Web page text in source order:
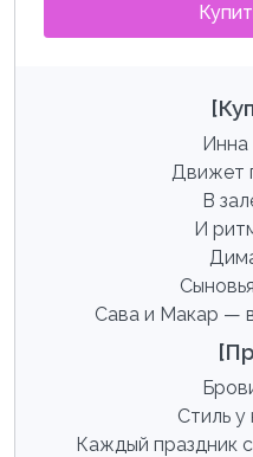
Инна
Движет
В
И
Сава и Макар —
Стиль у
Каждый праздник